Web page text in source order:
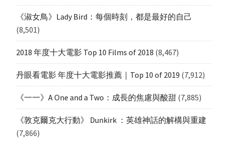
《淑女鳥》Lady Bird：每個時刻，都是最好的自己
(8,501)
2018 年度十大電影 Top 10 Films of 2018 (8,467)
丹眼看電影 年度十大電影推薦｜Top 10 of 2019 (7,912)
《一一》A One and a Two：成長的焦慮與酸甜 (7,885)
《敦克爾克大行動》 Dunkirk ：英雄神話的解構與重建
(7,866)